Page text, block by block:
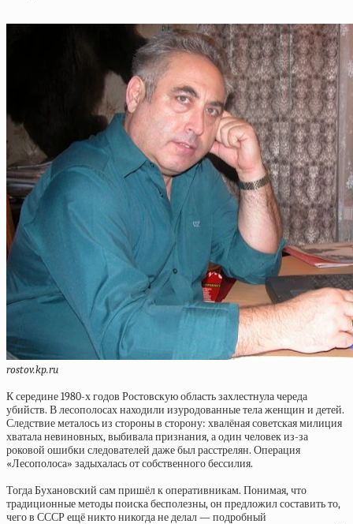
rostov.kp.ru
К середине 1980-х годов Ростовскую область захлестнула череда
убийств. В лесополосах находили изуродованные тела женщин и детей.
Следствие металось из стороны в сторону: хвалёная советская милиция
хватала невиновных, выбивала признания, а один человек из-за
роковой ошибки следователей даже был расстрелян. Операция
«Лесополоса» задыхалась от собственного бессилия.
Тогда Бухановский сам пришёл к оперативникам. Понимая, что
традиционные методы поиска бесполезны, он предложил составить то,
чего в СССР ещё никто никогда не делал — подробный